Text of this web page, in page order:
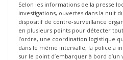
Selon les informations de la presse
investigations, ouvertes dans la nuit
dispositif de contre-surveillance
en plusieurs points pour détecter
l’ordre, une coordination logistique
dans le même intervalle, la police a
sur le point d’embarquer à bord